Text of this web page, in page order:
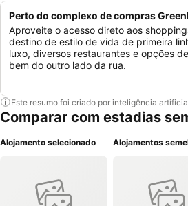
Perto do complexo de compras
Aproveite o acesso direto aos
destino de estilo de vida de primeira
luxo, diversos restaurantes e opções
bem do outro lado da rua.
Este resumo foi criado por inteligência
Comparar com estadias
Alojamento selecionado Alojamentos